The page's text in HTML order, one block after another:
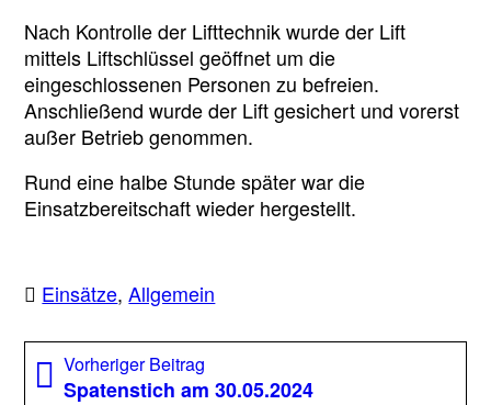
Nach Kontrolle der Lifttechnik wurde der Lift
mittels Liftschlüssel geöffnet um die
eingeschlossenen Personen zu befreien.
Anschließend wurde der Lift gesichert und vorerst
außer Betrieb genommen.
Rund eine halbe Stunde später war die
Einsatzbereitschaft wieder hergestellt.
Einsätze,Allgemein
Beitragsnavigation
Vorheriger Beitrag
Beitrag:
Spatenstich am 30.05.2024